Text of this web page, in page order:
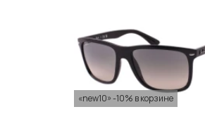
«new10» -10% в корзине